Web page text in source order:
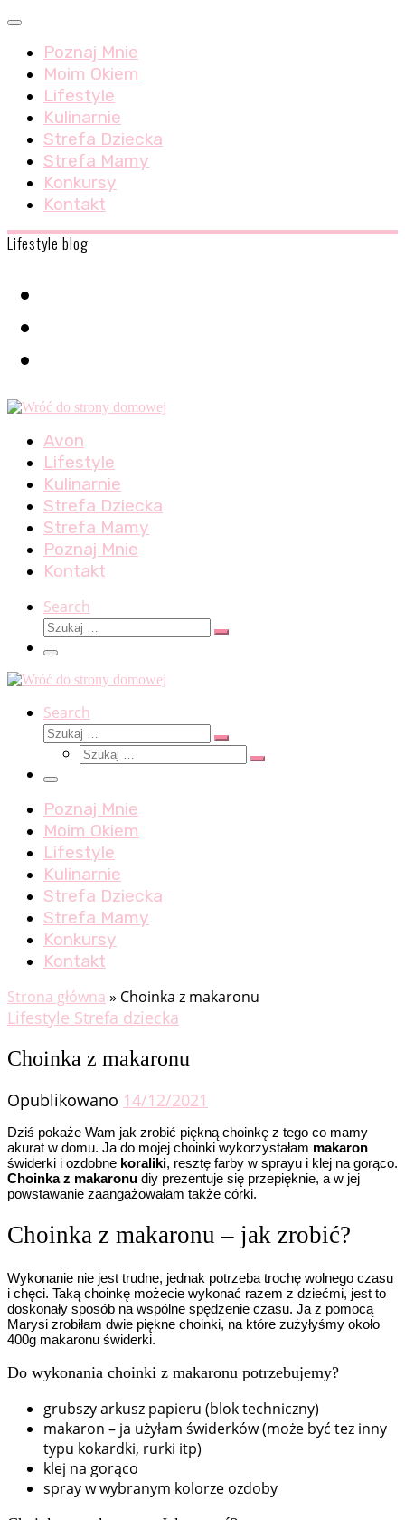
Skip
content
Menu
Poznaj Mnie
Moim Okiem
Lifestyle
Kulinarnie
Strefa Dziecka
Strefa Mamy
Konkursy
Kontakt
Lifestyle blog
Avon
Lifestyle
Kulinarnie
Strefa Dziecka
Strefa Mamy
Poznaj Mnie
Kontakt
Search
Szukaj
Szukaj
Menu
Search
Szukaj
Szukaj
Szukaj
Szukaj
Menu
Poznaj Mnie
Moim Okiem
Lifestyle
Kulinarnie
Strefa Dziecka
Strefa Mamy
Konkursy
Kontakt
Strona główna » Choinka z makaronu
Lifestyle Strefa dziecka
Choinka z makaronu
Opublikowano 14/12/2021
Dziś pokaże Wam jak zrobić piękną choinkę z tego co mamy
akurat w domu. Ja do mojej choinki wykorzystałam makaron
świderki i ozdobne koraliki, resztę farby w sprayu i klej na gorąco.
Choinka z makaronu diy prezentuje się przepięknie, a w jej
powstawanie zaangażowałam także córki.
Choinka z makaronu – jak zrobić?
Wykonanie nie jest trudne, jednak potrzeba trochę wolnego czasu
i chęci. Taką choinkę możecie wykonać razem z dziećmi, jest to
doskonały sposób na wspólne spędzenie czasu. Ja z pomocą
Marysi zrobiłam dwie piękne choinki, na które zużyłyśmy około
400g makaronu świderki.
Do wykonania choinki z makaronu potrzebujemy?
grubszy arkusz papieru (blok techniczny)
makaron – ja użyłam świderków (może być tez inny
typu kokardki, rurki itp)
klej na gorąco
spray w wybranym kolorze ozdoby